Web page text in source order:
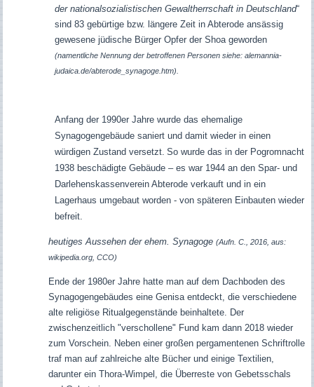
der nationalsozialistischen Gewaltherrschaft in Deutschland“
sind 83 gebürtige bzw. längere Zeit in Abterode ansässig
gewesene jüdische Bürger Opfer der Shoa geworden
(namentliche Nennung der betroffenen Personen siehe: alemannia-
judaica.de/abterode_synagoge.htm).
Anfang der 1990er Jahre wurde das ehemalige
Synagogengebäude saniert und damit wieder in einen
würdigen Zustand versetzt. So wurde das in der Pogromnacht
1938 beschädigte Gebäude – es war 1944 an den Spar- und
Darlehenskassenverein Abterode verkauft und in ein
Lagerhaus umgebaut worden - von späteren Einbauten wieder
befreit.
heutiges Aussehen der ehem. Synagoge(Aufn. C., 2016, aus:
wikipedia.org, CCO)
Ende der 1980er Jahre hatte man auf dem Dachboden des
Synagogengebäudes eine Genisa entdeckt, die verschiedene
alte religiöse Ritualgegenstände beinhaltete. Der
zwischenzeitlich "verschollene" Fund kam dann 2018 wieder
zum Vorschein. Neben einer großen pergamentenen Schriftrolle
traf man auf zahlreiche alte Bücher und einige Textilien,
darunter ein Thora-Wimpel, die Überreste von Gebetsschals